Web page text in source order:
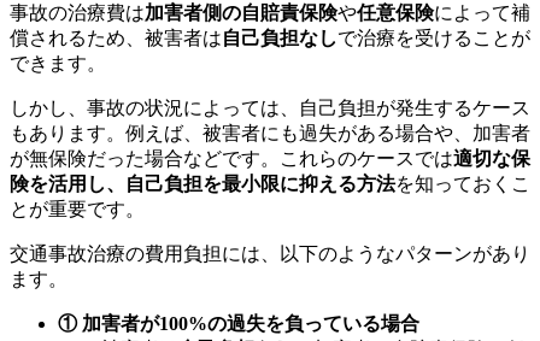
事故の治療費は加害者側の自賠責保険や任意保険によって補
償されるため、被害者は自己負担なしで治療を受けることが
できます。
しかし、事故の状況によっては、自己負担が発生するケース
もあります。例えば、被害者にも過失がある場合や、加害者
が無保険だった場合などです。これらのケースでは適切な保
険を活用し、自己負担を最小限に抑える方法を知っておくこ
とが重要です。
交通事故治療の費用負担には、以下のようなパターンがあり
ます。
① 加害者が100%の過失を負っている場合